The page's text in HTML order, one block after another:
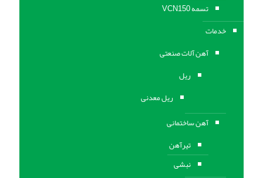
تسمه VCN150
خدمات
آهن آلات صنعتی
ریل
ریل معدنی
آهن ساختمانی
تیرآهن
نبشی